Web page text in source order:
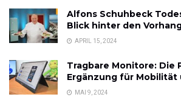
Alfons Schuhbeck
Blick hinter den
APRIL 15, 2024
Tragbare Monitore: Die
Ergänzung für Mobilität
MAI 9, 2024